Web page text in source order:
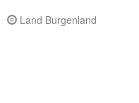
Land Burgenland